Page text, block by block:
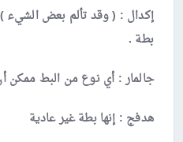
إكدال : ( وقد تألم بعض الشيء )
بطة .
جالمار: أي نوع من البط ممكن
هدفج : إنها بطة غير عادية